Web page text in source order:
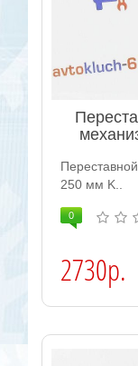
250 мм K..
0
2730р.